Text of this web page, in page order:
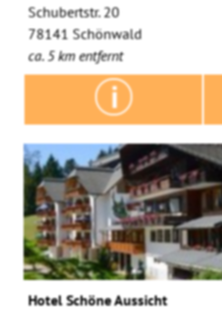
Schubertstr. 20
78141 Schönwald
ca. 5 km entfernt
Hotel Schöne Aussicht